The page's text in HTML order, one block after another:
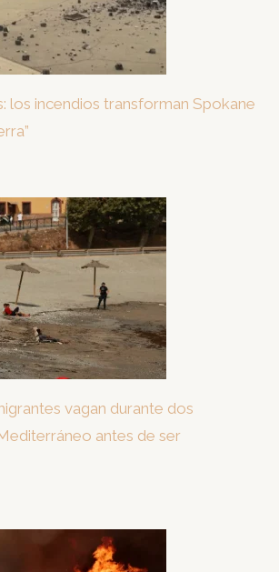
los incendios transforman Spokane
vagan durante dos
antes de ser